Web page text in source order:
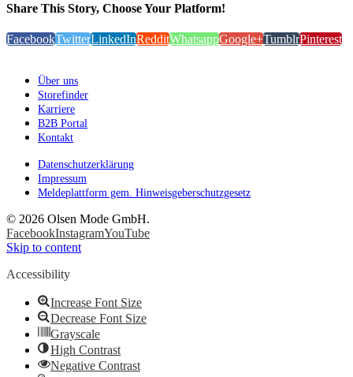
Share This Story, Choose Your Platform!
FacebookTwitterLinkedInRedditWhatsappGoogle+TumblrPinterest
Über uns
Storefinder
Karriere
B2B Portal
Kontakt
Datenschutzerklärung
Impressum
Meldeplattform gem. Hinweisgeberschutzgesetz
© 2026 Olsen Mode GmbH.
FacebookInstagramYouTube
Skip to content
Accessibility
Increase Font Size
Decrease Font Size
Grayscale
High Contrast
Negative Contrast